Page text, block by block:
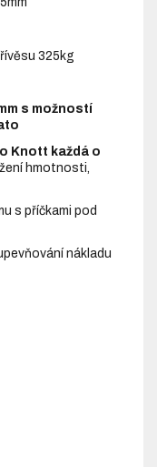
325kg
s možností
Knott každá o
hmotnosti,
s příčkami pod
nákladu